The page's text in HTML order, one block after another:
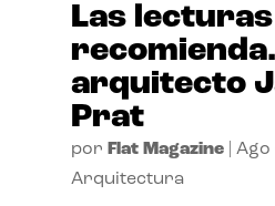
Las
arquitecto
Prat
por Flat Magazine| Ago
Arquitectura